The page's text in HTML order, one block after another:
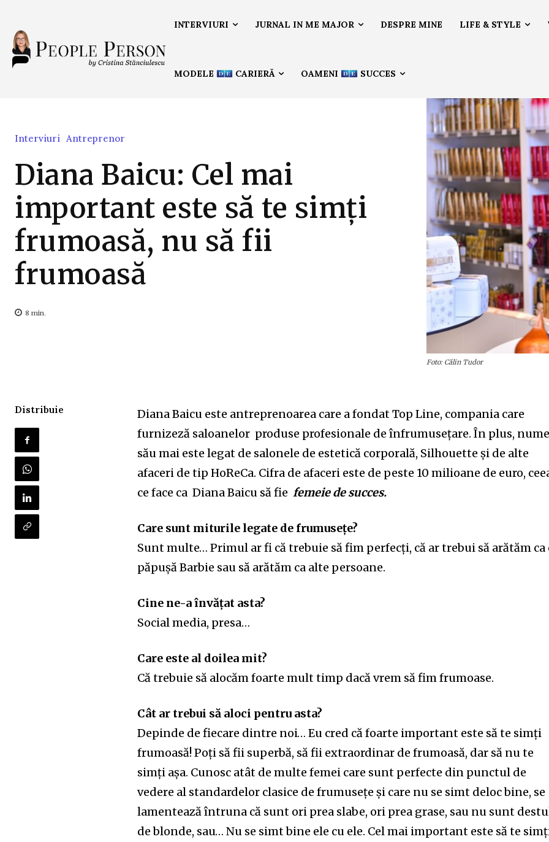
INTERVIURI JURNAL IN ME MAJOR DESPRE MINE LIFE & STYLE
MODELE CARIERĂ OAMENI SUCCES
Interviuri Antreprenor
Diana Baicu: Cel mai
important este să te simți
frumoasă, nu să fii
frumoasă
8 min.
Foto: Călin Tudor
Distribuie
Diana Baicu este antreprenoarea care a fondat Top Line, compania care
furnizeză saloanelor produse profesionale de înfrumusețare. În plus,
său mai este legat de salonele de estetică corporală, Silhouette și de alte
afaceri de tip HoReCa. Cifra de afaceri este de peste 10 milioane de euro,
ce face ca Diana Baicu să fiefemeie de succes.
Care sunt miturile legate de frumusețe?
Sunt multe… Primul ar fi că trebuie să fim perfecți, că ar trebui să arătăm ca
păpușă Barbie sau să arătăm ca alte persoane.
Cine ne-a învățat asta?
Social media, presa…
Care este al doilea mit?
Că trebuie să alocăm foarte mult timp dacă vrem să fim frumoase.
Cât ar trebui să aloci pentru asta?
Depinde de fiecare dintre noi… Eu cred că foarte important este să te simți
frumoasă! Poți să fii superbă, să fii extraordinar de frumoasă, dar să nu te
simți așa. Cunosc atât de multe femei care sunt perfecte din punctul de
vedere al standardelor clasice de frumusețe și care nu se simt deloc bine, se
lamentează întruna că sunt ori prea slabe, ori prea grase, sau nu sunt
de blonde, sau… Nu se simt bine ele cu ele. Cel mai important este să te